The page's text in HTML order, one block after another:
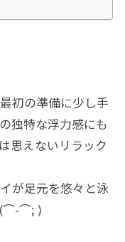
初の準備に少し手
独特な浮力感にも
思えないリラック
が足元を悠々と泳
(⌒-⌒; )